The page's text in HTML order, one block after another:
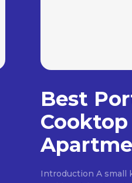
Best
Introduction A small